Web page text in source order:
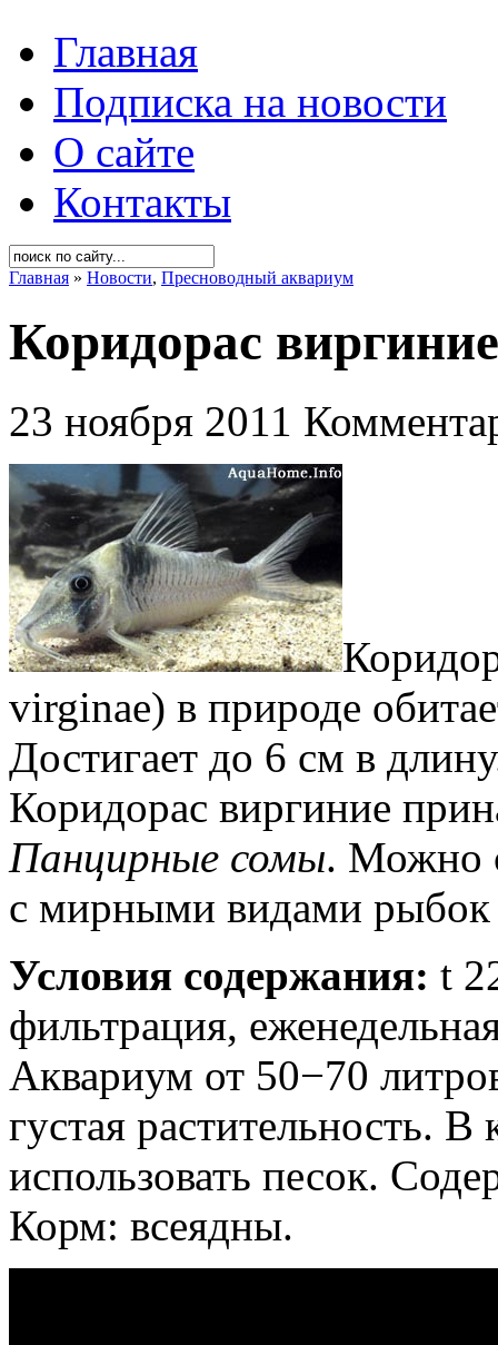
Главная
Подписка на новости
О сайте
Контакты
Главная » Новости, Пресноводный аквариум
Коридорас
23 ноября 2011
virginae) в природе
Достигает до 6 см в
Коридорас виргиние
Панцирные сомы. Можно
с мирными видами рыбок
Условия содержания: t
фильтрация,
Аквариум от 50−70
густая растительность. В
использовать песок.
Корм: всеядны.